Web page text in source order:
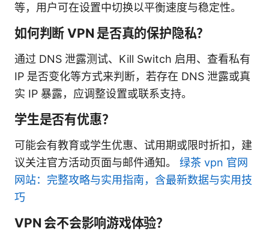
等，用户可在设置中切换以平衡速度与稳定性。
如何判断 VPN 是否真的保护隐私？
通过 DNS 泄露测试、Kill Switch 启用、查看私有
IP 是否变化等方式来判断，若存在 DNS 泄露或真
实 IP 暴露，应调整设置或联系支持。
学生是否有优惠？
可能会有教育或学生优惠、试用期或限时折扣，建
议关注官方活动页面与邮件通知。 绿茶 vpn 官网
网站：完整攻略与实用指南，含最新数据与实用技
巧
VPN 会不会影响游戏体验？